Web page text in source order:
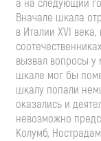
а на следующий
Вначале шкала
в Италии XVI
вызвал вопросы у
шкале мог бы
шкалу попали
оказались и
невозможно
Колумб,